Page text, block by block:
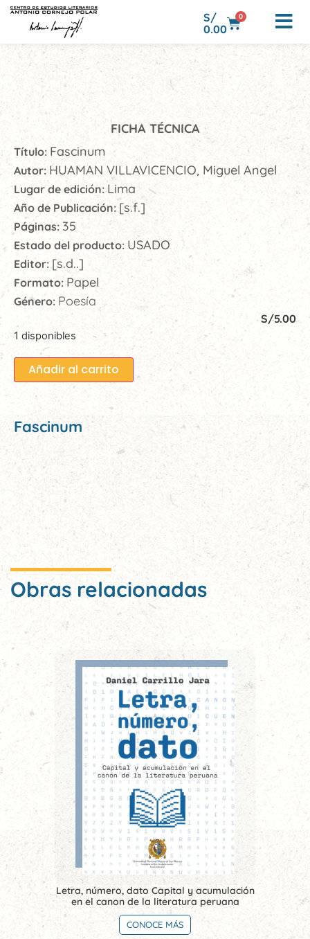
S/
0.00
0
FICHA TÉCNICA
Título: Fascinum
Autor: HUAMAN VILLAVICENCIO, Miguel Angel
Lugar de edición: Lima
Año de Publicación:[s.f.]
Páginas: 35
Estado del producto: USADO
Editor:[s.d..]
Formato: Papel
Género:Poesía
S/5.00
1 disponibles
Añadir al carrito
Fascinum
Obras relacionadas
Letra, número, dato Capital y acumulación
en el canon de la literatura peruana
CONOCE MÁS